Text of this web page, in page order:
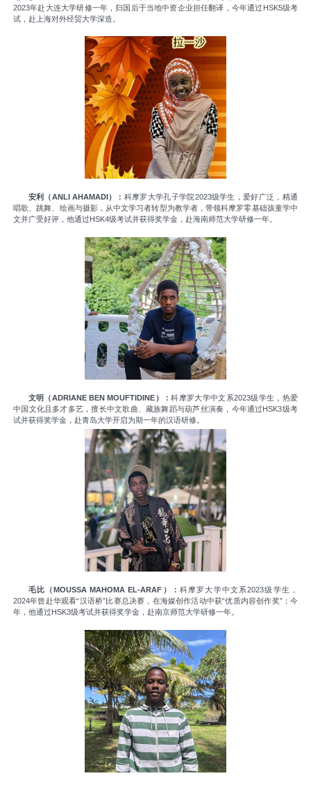
2023年赴大连大学研修一年，归国后于当地中资企业担任翻译，今年通过HSK5级考
试，赴上海对外经贸大学深造。
安利（ANLI AHAMADI）： 科摩罗大学孔子学院2023级学生，爱好广泛，精通
唱歌、跳舞、绘画与摄影，从中文学习者转型为教学者，带领科摩罗零基础孩童学中
文并广受好评，他通过HSK4级考试并获得奖学金，赴海南师范大学研修一年。
文明（ADRIANE BEN MOUFTIDINE）：科摩罗大学中文系2023级学生，热爱
中国文化且多才多艺，擅长中文歌曲、藏族舞蹈与葫芦丝演奏，今年通过HSK3级考
试并获得奖学金，赴青岛大学开启为期一年的汉语研修。
毛比（MOUSSA MAHOMA EL-ARAF）： 科摩罗大学中文系2023级学生，
2024年曾赴华观看“汉语桥”比赛总决赛，在海媒创作活动中获“优质内容创作奖”；今
年，他通过HSK3级考试并获得奖学金，赴南京师范大学研修一年。